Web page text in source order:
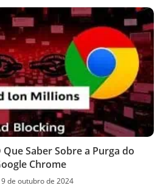
Saber Sobre a Purga do
Chrome
de outubro de 2024